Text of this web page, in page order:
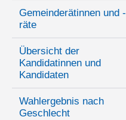
Gemeinderätinnen und -
räte
Übersicht der
Kandidatinnen und
Kandidaten
Wahlergebnis nach
Geschlecht